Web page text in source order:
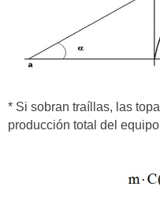
* Si sobran traíllas, las
producción total del